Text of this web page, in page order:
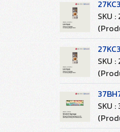
SKU :
SKU :
SKU :